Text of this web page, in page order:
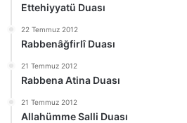
Ettehiyyatü Duası
22 Temmuz 2012
Rabbenâğfirlî Duası
21 Temmuz 2012
Rabbena Atina Duası
21 Temmuz 2012
Allahümme Salli Duası